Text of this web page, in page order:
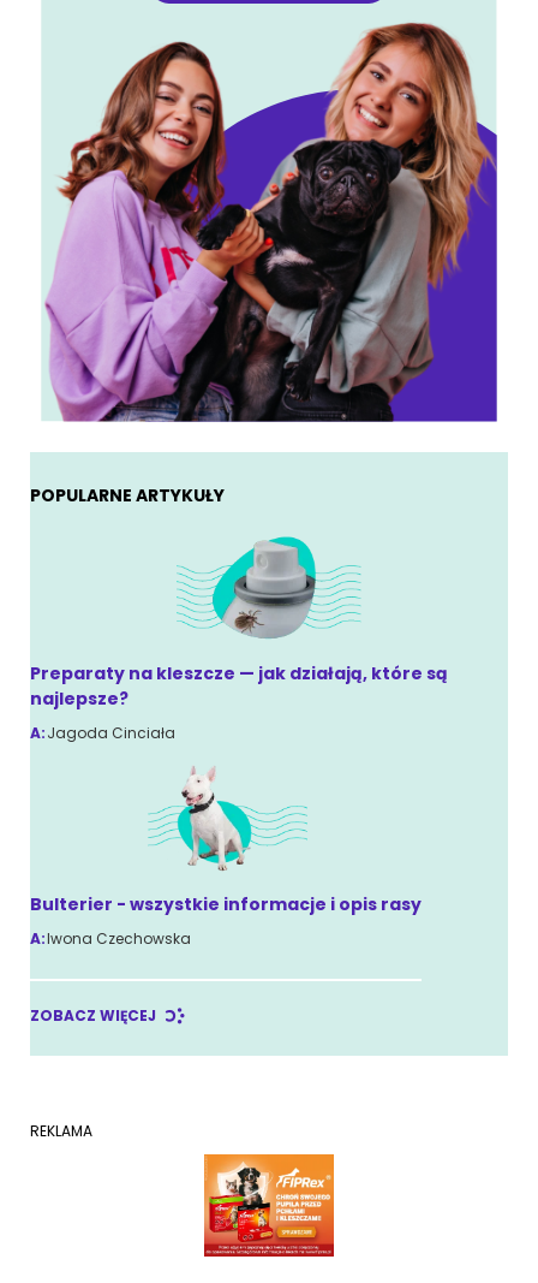
POPULARNE ARTYKUŁY
Preparaty na kleszcze — jak działają, które są
najlepsze?
A:Jagoda Cinciała
Bulterier - wszystkie informacje i opis rasy
A:Iwona Czechowska
ZOBACZ WIĘCEJ
REKLAMA